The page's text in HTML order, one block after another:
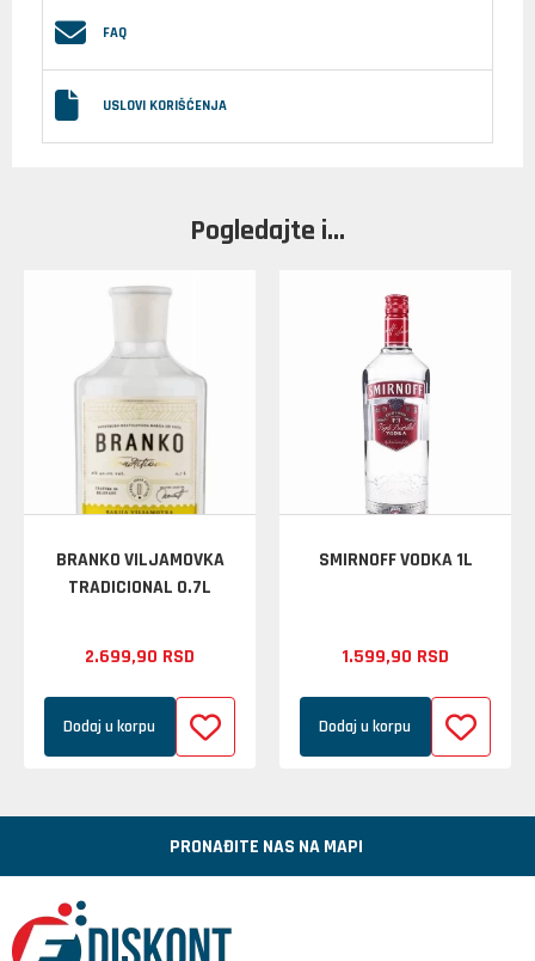
FAQ
USLOVI KORIŠĆENJA
Pogledajte i...
BRANKO VILJAMOVKA
TRADICIONAL 0.7L
2.699,90 RSD
Dodaj u korpu
SMIRNOFF VODKA 1L
1.599,90 RSD
Dodaj u korpu
PRONAĐITE NAS NA MAPI